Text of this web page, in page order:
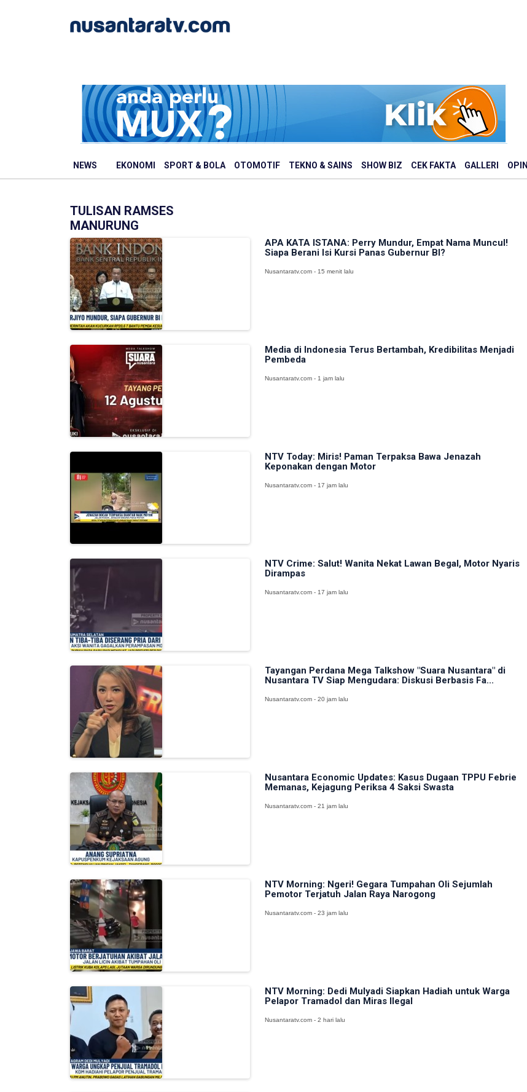
NEWS EKONOMI SPORT & BOLA OTOMOTIF TEKNO & SAINS SHOW BIZ CEK FAKTA GALLERI OPINI
TULISAN RAMSES
MANURUNG
APA KATA ISTANA: Perry Mundur, Empat Nama Muncul!
Siapa Berani Isi Kursi Panas Gubernur BI?
Nusantaratv.com - 15 menit lalu
Media di Indonesia Terus Bertambah, Kredibilitas Menjadi
Pembeda
Nusantaratv.com - 1 jam lalu
NTV Today: Miris! Paman Terpaksa Bawa Jenazah
Keponakan dengan Motor
Nusantaratv.com - 17 jam lalu
NTV Crime: Salut! Wanita Nekat Lawan Begal, Motor Nyaris
Dirampas
Nusantaratv.com - 17 jam lalu
Tayangan Perdana Mega Talkshow "Suara Nusantara" di
Nusantara TV Siap Mengudara: Diskusi Berbasis Fa...
Nusantaratv.com - 20 jam lalu
Nusantara Economic Updates: Kasus Dugaan TPPU Febrie
Memanas, Kejagung Periksa 4 Saksi Swasta
Nusantaratv.com - 21 jam lalu
NTV Morning: Ngeri! Gegara Tumpahan Oli Sejumlah
Pemotor Terjatuh Jalan Raya Narogong
Nusantaratv.com - 23 jam lalu
NTV Morning: Dedi Mulyadi Siapkan Hadiah untuk Warga
Pelapor Tramadol dan Miras Ilegal
Nusantaratv.com - 2 hari lalu